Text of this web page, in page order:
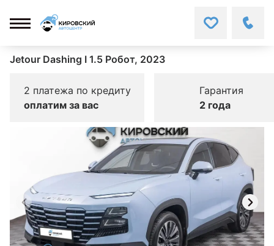
Jetour Dashing I 1.5 Робот, 2023
2 платежа по кредиту
оплатим за вас
Гарантия
2 года